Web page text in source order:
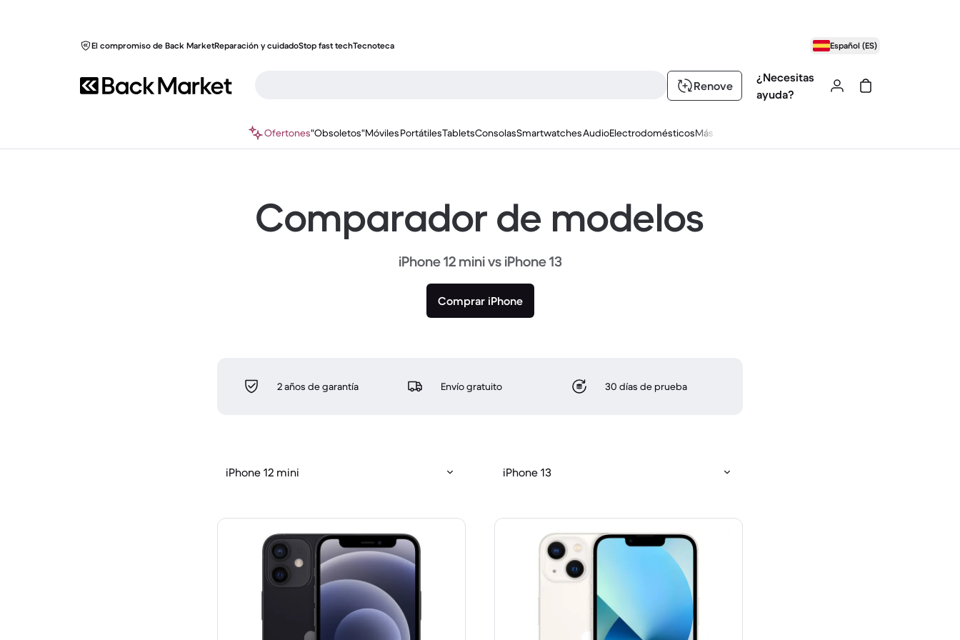
El compromiso de Back MarketReparación y cuidadoStop fast techTecnoteca Español (ES)
Renove
¿Necesitas
ayuda?
Ofertones"Obsoletos"MóvilesPortátilesTabletsConsolasSmartwatchesAudioElectrodomésticosMás
Comparador de modelos
iPhone 12 mini vs iPhone 13
Comprar iPhone
2 años de garantía Envío gratuito 30 días de prueba
iPhone 12 mini iPhone 13